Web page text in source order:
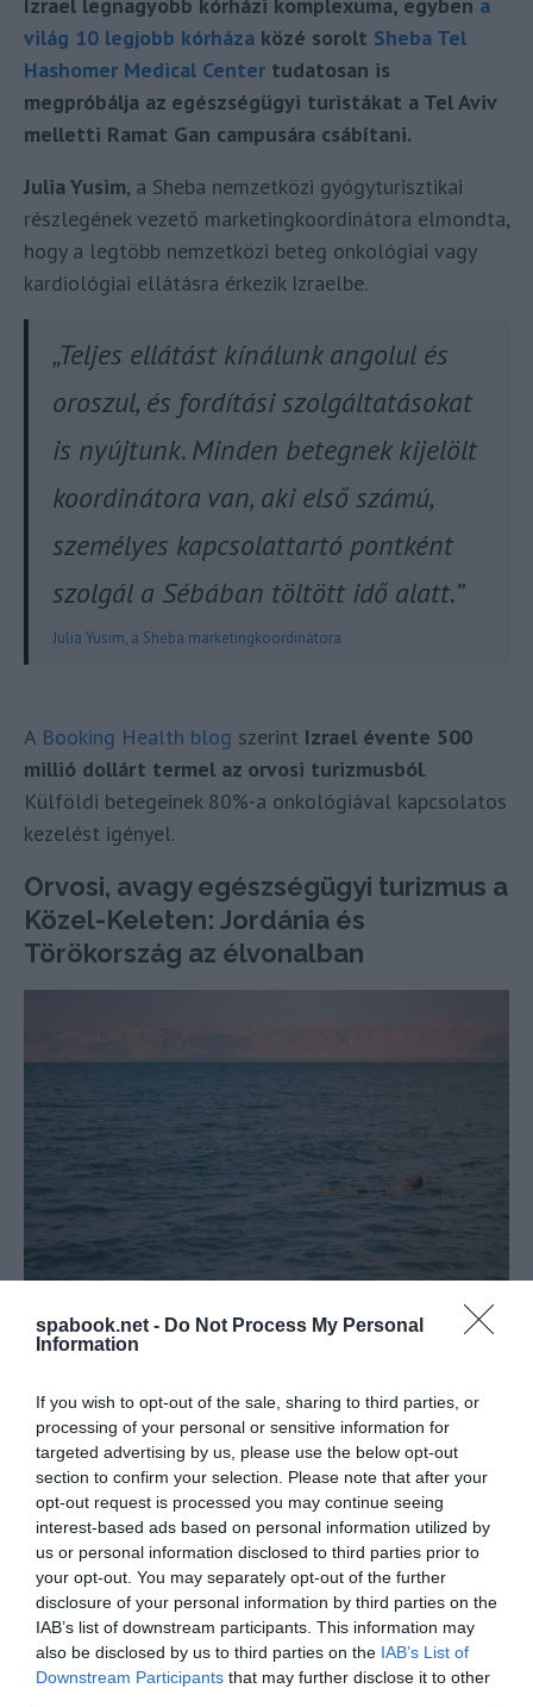
spabook.net - Do Not Process My Personal
Information
If you wish to opt-out of the sale, sharing to third parties, or
processing of your personal or sensitive information for
targeted advertising by us, please use the below opt-out
section to confirm your selection. Please note that after your
opt-out request is processed you may continue seeing
interest-based ads based on personal information utilized by
us or personal information disclosed to third parties prior to
your opt-out. You may separately opt-out of the further
disclosure of your personal information by third parties on the
IAB’s list of downstream participants. This information may
also be disclosed by us to third parties on the IAB’s List of
Downstream Participants that may further disclose it to other
világ 10 legjobb kórháza közé sorolt Sheba Tel
Hashomer Medical Center tudatosan is
megpróbálja az egészségügyi turistákat a Tel Aviv
melletti Ramat Gan campusára csábítani.
Julia Yusim, a Sheba nemzetközi gyógyturisztikai
részlegének vezető marketingkoordinátora elmondta,
hogy a legtöbb nemzetközi beteg onkológiai vagy
kardiológiai ellátásra érkezik Izraelbe.
„Teljes ellátást kínálunk angolul és
oroszul, és fordítási szolgáltatásokat
is nyújtunk. Minden betegnek kijelölt
koordinátora van, aki első számú,
személyes kapcsolattartó pontként
szolgál a Sébában töltött idő alatt.”
Julia Yusim, a Sheba marketingkoordinátora
A Booking Health blog szerint Izrael évente 500
millió dollárt termel az orvosi turizmusból.
Külföldi betegeinek 80%-a onkológiával kapcsolatos
kezelést igényel.
Orvosi, avagy egészségügyi turizmus a
Közel-Keleten: Jordánia és
Törökország az élvonalban
Ricardo Frantz
versenyez, de a szomszédságában Jordániának is
virágzó piaca van. Dr. Fawzi Al-Hammouri, a jordániai
magánkórházak szövetségének elnöke szerint
Jordánia évente átlagosan több, mint250 000
külföldi beteget fogad.
E betegek többsége más arab országokból érkezik,
például Szaúd-Arábiából, Irakból, vagy a palesztin
területekről . A legkeresettebb kezelések közé
tartozik a kardiológia, a sebészet és az ortopédia.